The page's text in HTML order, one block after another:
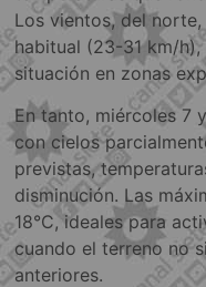
Los vientos, del
habitual (23-31 km/
situación en zonas
En tanto, miércoles 7
con cielos
previstas,
disminución. Las
18°C, ideales para
cuando el terreno no
anteriores.